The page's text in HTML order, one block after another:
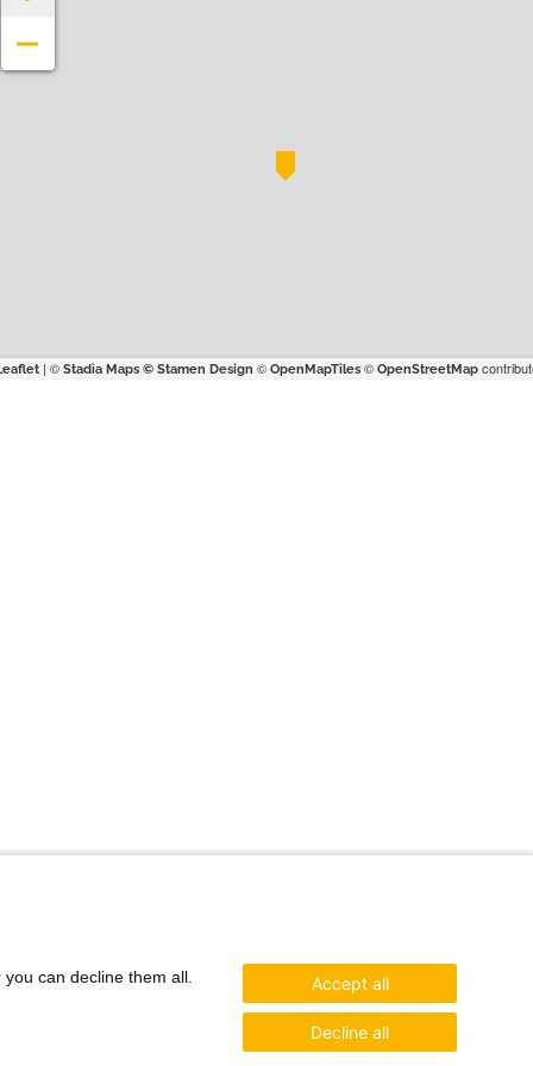
| © Stadia Maps © Stamen Design © OpenMapTiles© OpenStreetMap
can decline them all. Accept all
Decline all